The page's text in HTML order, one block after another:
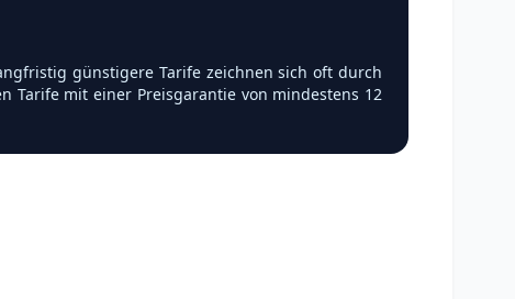
günstigere Tarife zeichnen sich oft durch
Tarife mit einer Preisgarantie von mindestens 12